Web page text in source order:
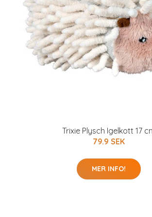
Trixie Plysch Igelkott 17
79.9 SEK
MER INFO!